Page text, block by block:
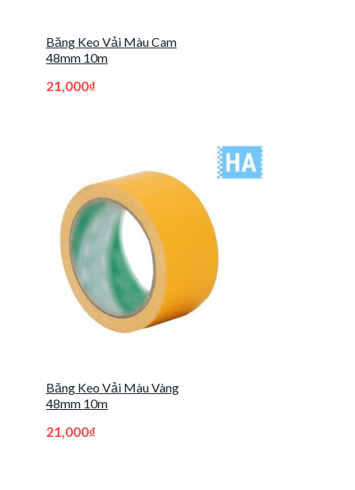
Băng Keo Vải Màu Cam
48mm 10m
21,000₫
Băng Keo Vải Màu Vàng
48mm 10m
21,000₫